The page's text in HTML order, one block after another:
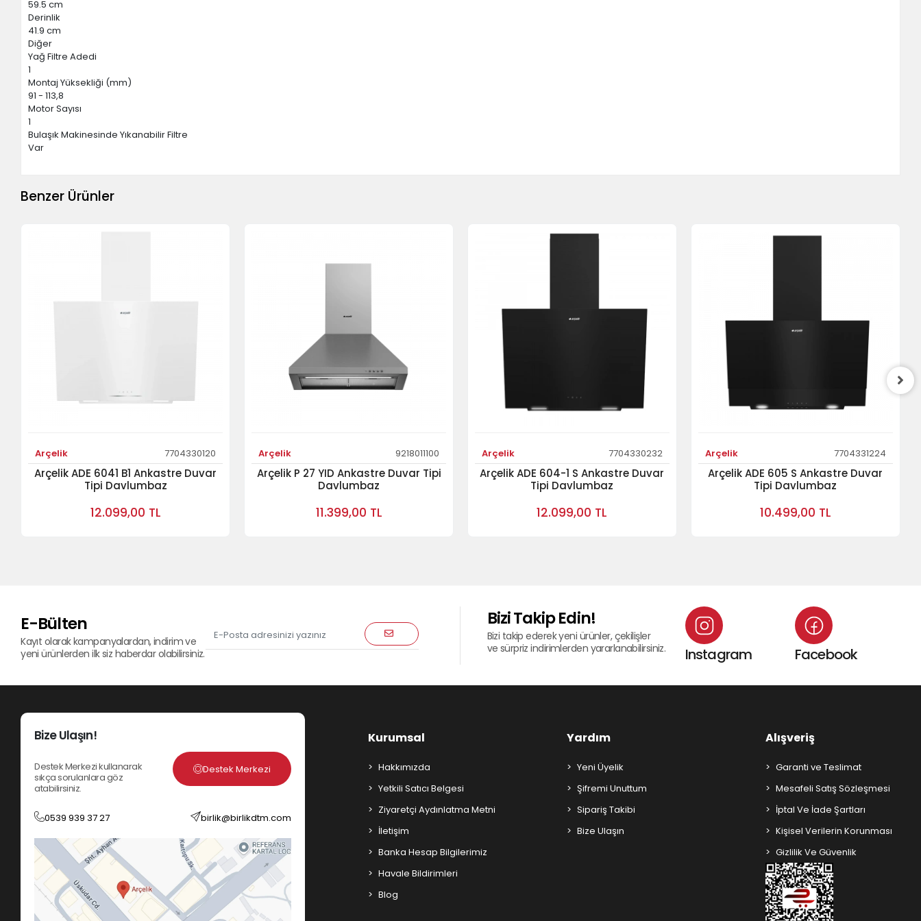
59.5 cm
Derinlik
41.9 cm
Diğer
Yağ Filtre Adedi
1
Montaj Yüksekliği (mm)
91 - 113,8
Motor Sayısı
1
Bulaşık Makinesinde Yıkanabilir Filtre
Var
Benzer Ürünler
Arçelik 7704330120
Arçelik ADE 6041 B1 Ankastre Duvar
Tipi Davlumbaz
12.099,00 TL
Arçelik 9218011100
Arçelik P 27 YID Ankastre Duvar Tipi
Davlumbaz
11.399,00 TL
Arçelik 7704330232
Arçelik ADE 604-1 S Ankastre Duvar
Tipi Davlumbaz
12.099,00 TL
Arçelik 7704331224
Arçelik ADE 605 S Ankastre Duvar
Tipi Davlumbaz
10.499,00 TL
E-Bülten
Kayıt olarak kampanyalardan, indirim ve
yeni ürünlerden ilk siz haberdar olabilirsiniz.
Bizi Takip Edin!
Bizi takip ederek yeni ürünler, çekilişler
ve sürpriz indirimlerden yararlanabilirsiniz.
Instagram Facebook
Bize Ulaşın!
Destek Merkezi kullanarak
sıkça sorulanlara göz
atabilirsiniz.
Destek Merkezi
0539 939 37 27 birlik@birlikdtm.com
Kurumsal
Hakkımızda
Yetkili Satıcı Belgesi
Ziyaretçi Aydınlatma Metni
İletişim
Banka Hesap Bilgilerimiz
Havale Bildirimleri
Blog
Yardım
Yeni Üyelik
Şifremi Unuttum
Sipariş Takibi
Bize Ulaşın
Alışveriş
Garanti ve Teslimat
Mesafeli Satış Sözleşmesi
İptal Ve İade Şartları
Kişisel Verilerin Korunması
Gizlilik Ve Güvenlik